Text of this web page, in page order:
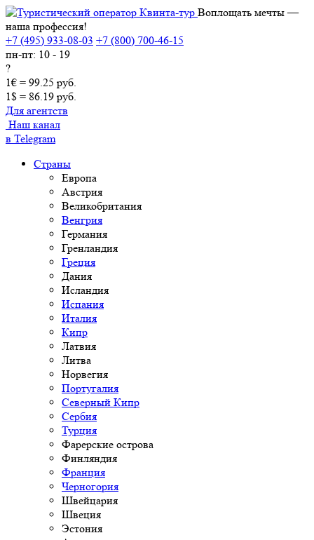
Воплощать мечты —
наша профессия!
+7 (495) 933-08-03 +7 (800) 700-46-15
пн-пт: 10 - 19
?
1€ = 99.25 руб.
1$ = 86.19 руб.
Для агентств
Наш канал
в Telegram
Страны
Европа
Австрия
Великобритания
Венгрия
Германия
Гренландия
Греция
Дания
Исландия
Испания
Италия
Кипр
Латвия
Литва
Норвегия
Португалия
Северный Кипр
Сербия
Турция
Фарерские острова
Финляндия
Франция
Черногория
Швейцария
Швеция
Эстония